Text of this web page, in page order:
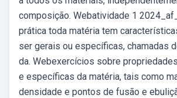
composição. Webatividade 1
prática toda matéria tem
ser gerais ou específicas, chamadas
da. Webexercícios sobre
e específicas da matéria, tais como
densidade e pontos de fusão e